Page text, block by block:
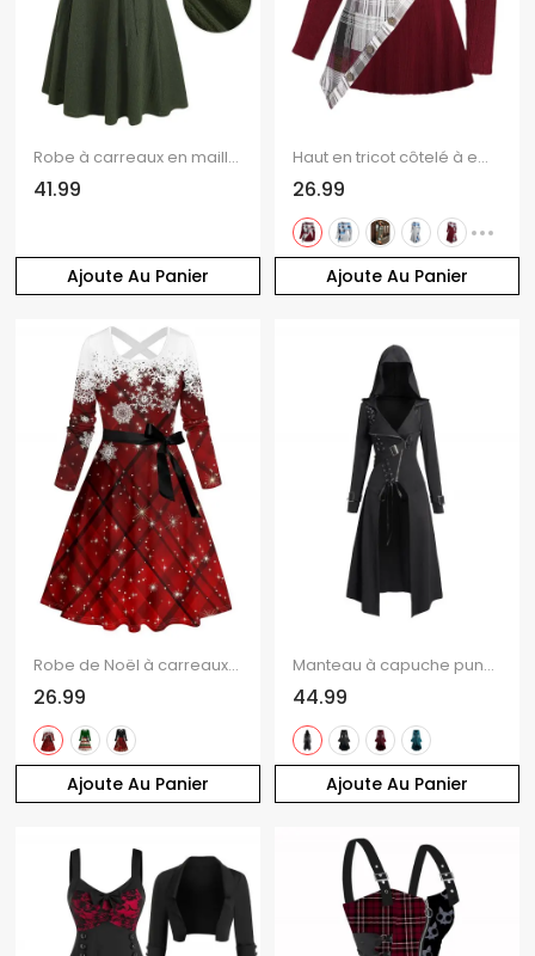
Ajoute Au Panier
Robe à carreaux en maille torsadée, col cintrée, manches longues et lacets
41.99
Ajoute Au Panier
Haut en tricot côtelé à empiècements imprimés à carreaux et épaules asymétriques cintrées
26.99
Ajoute Au Panier
Robe de Noël à carreaux, imprimé flocons de neige, ceinture croisée
26.99
Ajoute Au Panier
Manteau à capuche punk gothique uni à lacets et fermeture éclair
44.99